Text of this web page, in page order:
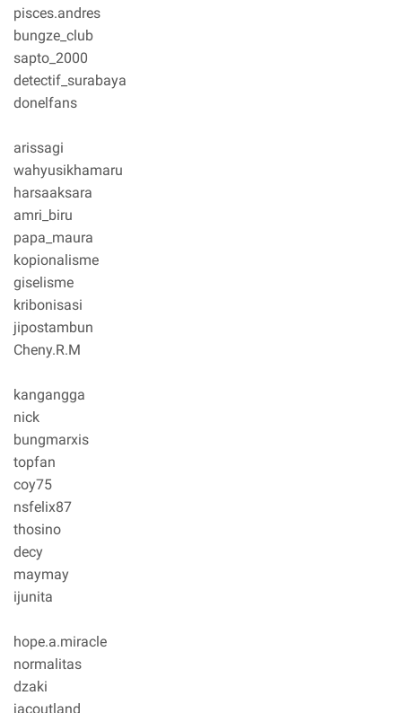
pisces.andres
bungze_club
sapto_2000
detectif_surabaya
donelfans
arissagi
wahyusikhamaru
harsaaksara
amri_biru
papa_maura
kopionalisme
giselisme
kribonisasi
jipostambun
Cheny.R.M
kangangga
nick
bungmarxis
topfan
coy75
nsfelix87
thosino
decy
maymay
ijunita
hope.a.miracle
normalitas
dzaki
jacoutland